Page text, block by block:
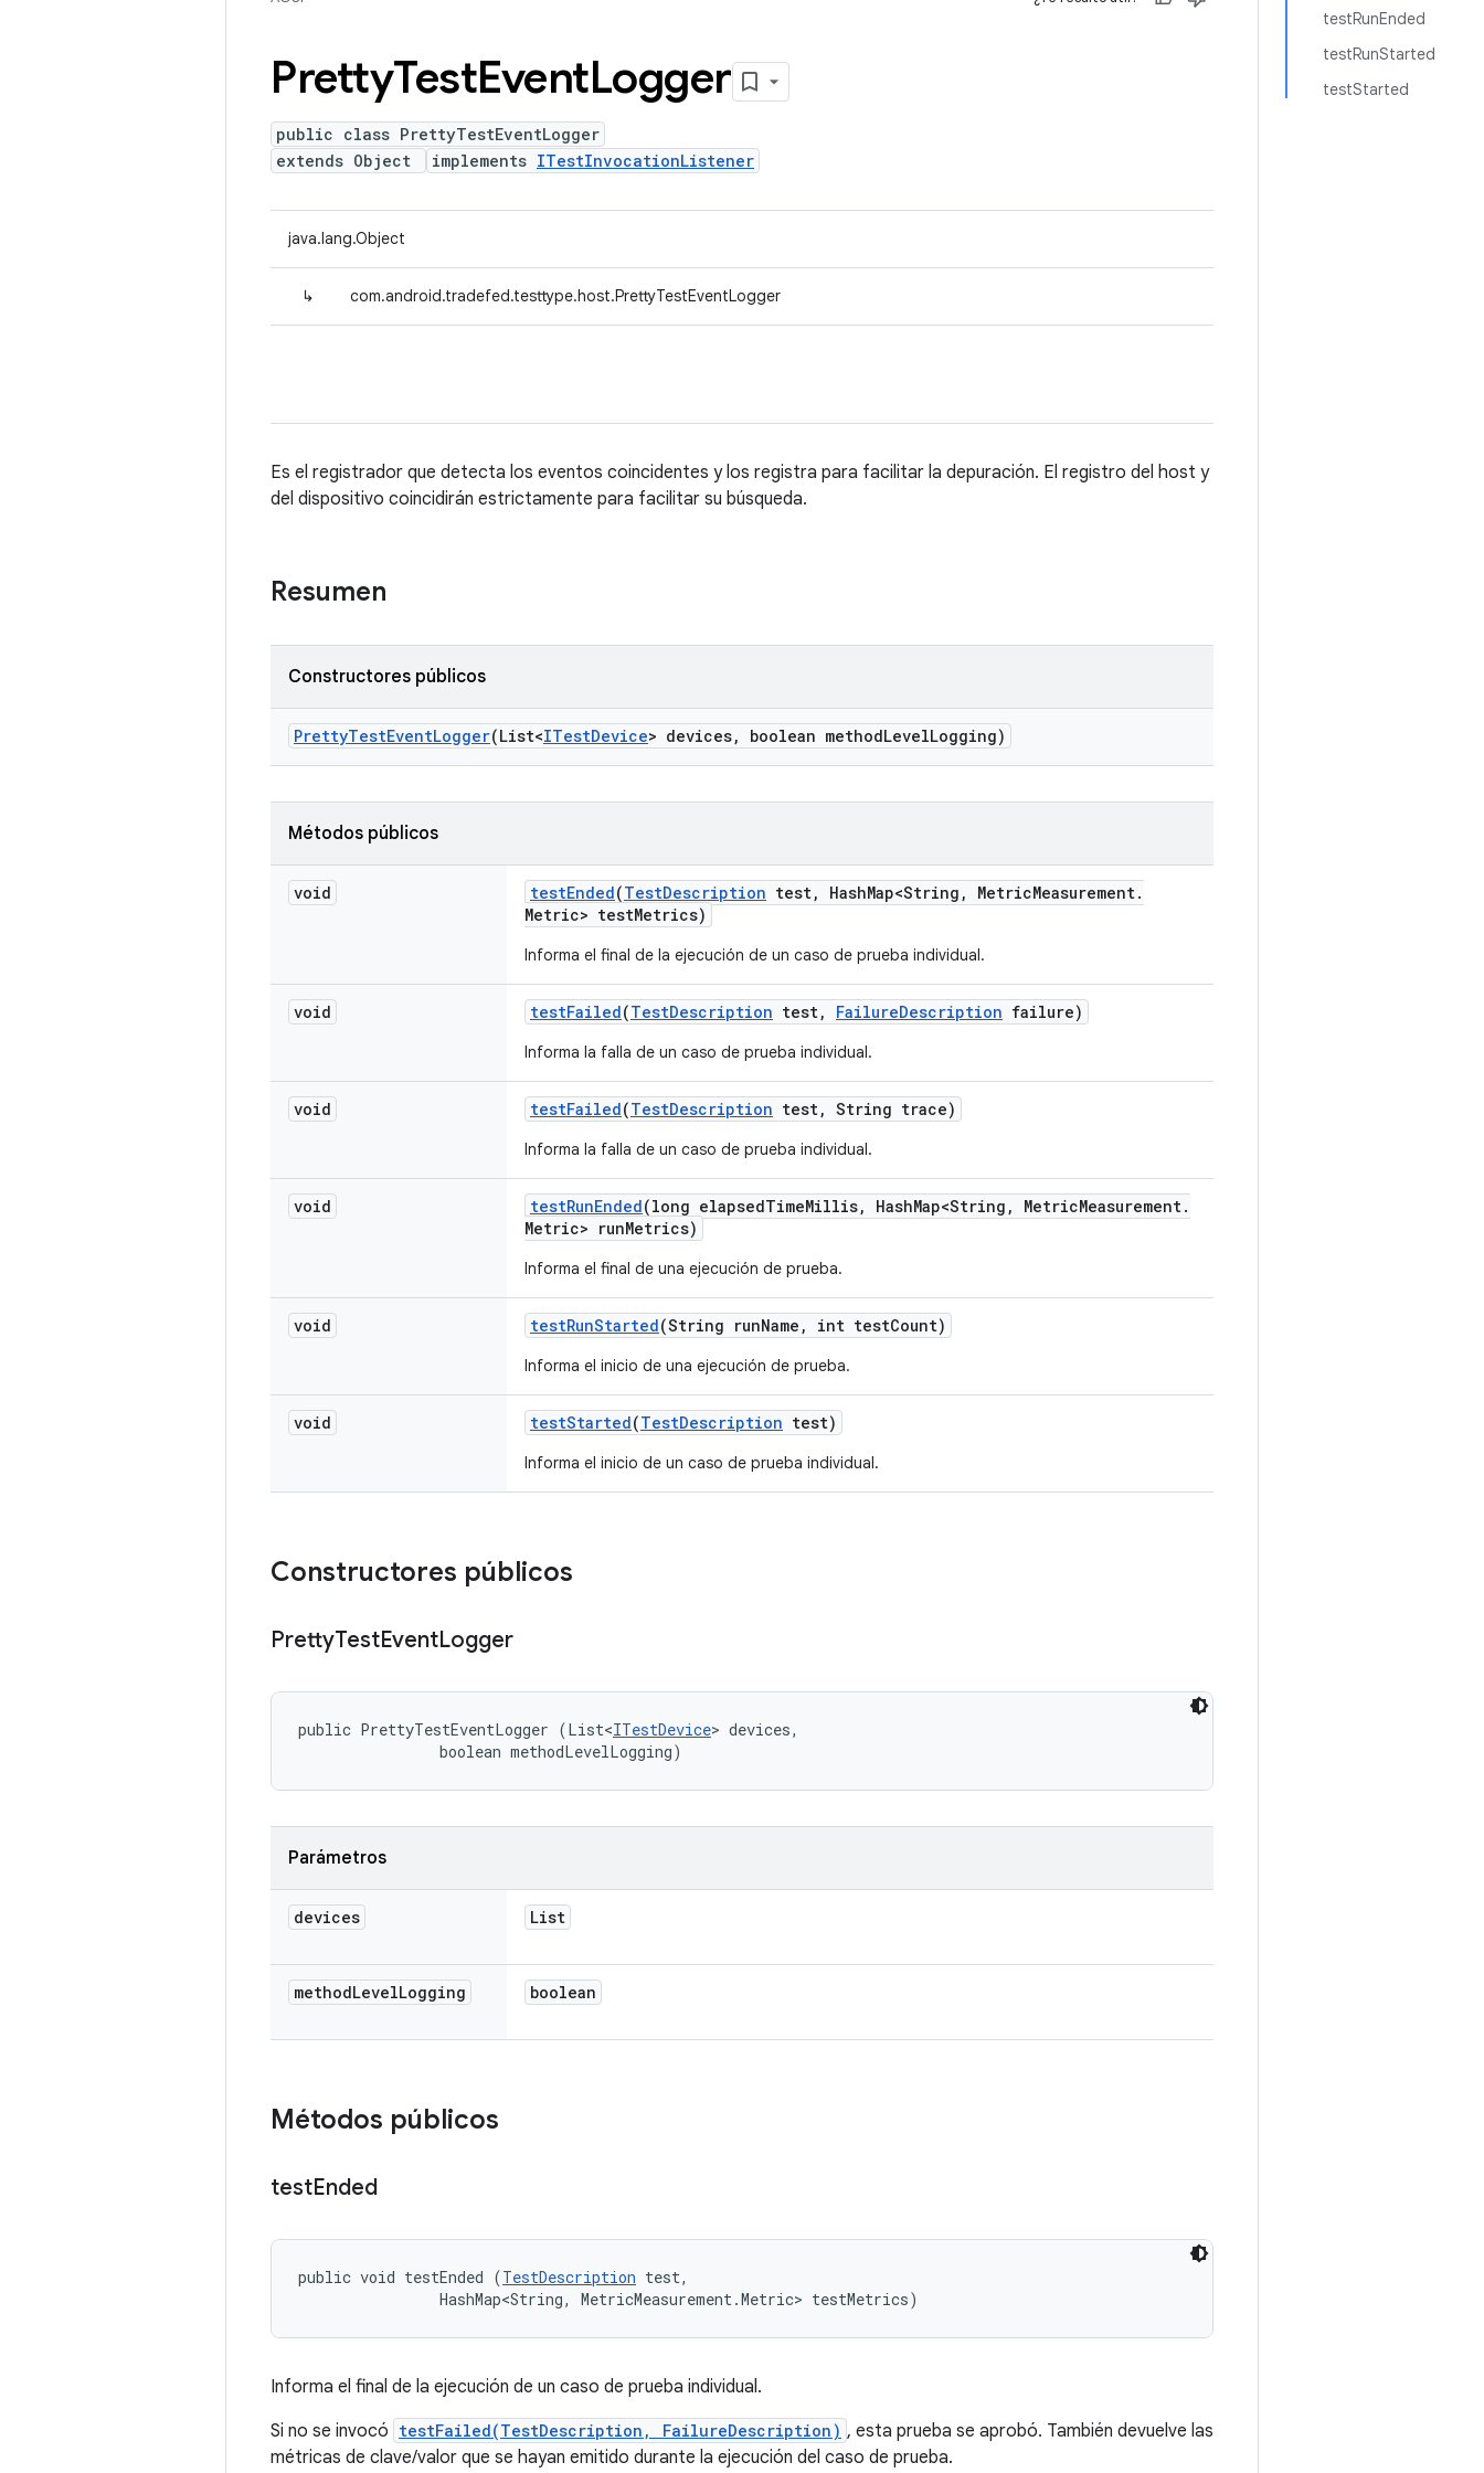
testRunEnded
testRunStarted
testStarted
PrettyTestEventLogger
public class PrettyTestEventLogger
extends Object
implements ITestInvocationListener
java.lang.Object
↳ com.android.tradefed.testtype.host.PrettyTestEventLogger
Es el registrador que detecta los eventos coincidentes y los registra para facilitar la depuración. El registro del host y
del dispositivo coincidirán estrictamente para facilitar su búsqueda.
Resumen
Constructores públicos
PrettyTestEventLogger(List<ITestDevice> devices, boolean methodLevelLogging)
Métodos públicos
void testEnded(TestDescription test, HashMap<String , MetricMeasurement.
Metric> testMetrics)
Informa el final de la ejecución de un caso de prueba individual.
void testFailed(TestDescription test, FailureDescription failure)
Informa la falla de un caso de prueba individual.
void testFailed(TestDescription test, String trace)
Informa la falla de un caso de prueba individual.
void testRunEnded(long elapsedTimeMillis, HashMap<String , MetricMeasurement.
Metric> runMetrics)
Informa el final de una ejecución de prueba.
void testRunStarted(String runName , int testCount)
Informa el inicio de una ejecución de prueba.
void testStarted(TestDescription test)
Informa el inicio de un caso de prueba individual.
Constructores públicos
PrettyTestEventLogger
public PrettyTestEventLogger (List<ITestDevice> devices,
                boolean methodLevelLogging)
Parámetros
devices List
methodLevelLogging boolean
Métodos públicos
testEnded
public void testEnded (TestDescription test,
                HashMap<String, MetricMeasurement.Metric> testMetrics)
Informa el final de la ejecución de un caso de prueba individual.
Si no se invocó testFailed(TestDescription, FailureDescription) , esta prueba se aprobó. También devuelve las
métricas de clave/valor que se hayan emitido durante la ejecución del caso de prueba.